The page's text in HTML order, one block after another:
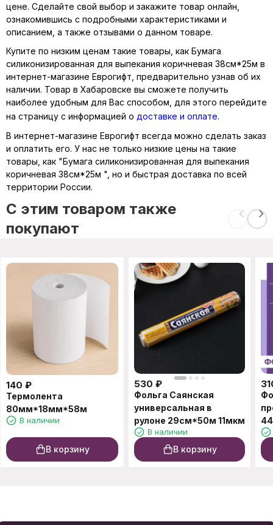
цене. Сделайте свой выбор и закажите товар онлайн,
ознакомившись с подробными характеристиками и
описанием, а также отзывами о данном товаре.
Купите по низким ценам такие товары, как Бумага
силиконизированная для выпекания коричневая 38см*25м в
интернет-магазине Еврогифт, предварительно узнав об их
наличии. Товар в Хабаровске вы сможете получить
наиболее удобным для Вас способом, для этого перейдите
на страницу с информацией о доставке и оплате.
В интернет-магазине Еврогифт всегда можно сделать заказ
и оплатить его. У нас не только низкие цены на такие
товары, как "Бумага силиконизированная для выпекания
коричневая 38см*25м ", но и быстрая доставка по всей
территории России.
C этим товаром также
покупают
140 ₽
Термолента
80мм*18мм*58м
В наличии
В корзину
530 ₽
Фольга Саянская
универсальная в
рулоне 29см*50м 11мкм
В наличии
В корзину